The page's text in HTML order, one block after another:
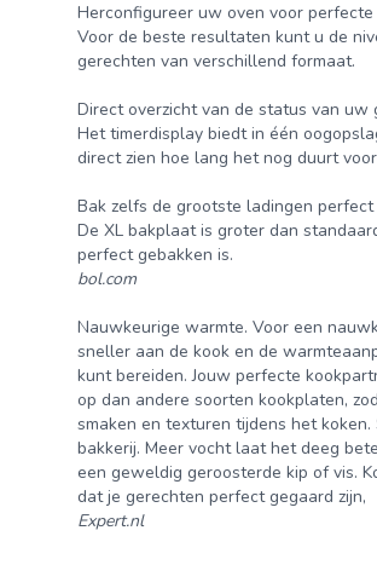
Herconfigureer uw oven voor
Voor de beste resultaten kunt u de
gerechten van verschillend formaat.
Direct overzicht van de status van uw
Het timerdisplay biedt in één
direct zien hoe lang het nog duurt
Bak zelfs de grootste ladingen perfect
De XL bakplaat is groter dan
perfect gebakken is.
bol.com
Nauwkeurige warmte. Voor een
sneller aan de kook en de
kunt bereiden. Jouw perfecte
op dan andere soorten kookplaten,
smaken en texturen tijdens het
bakkerij. Meer vocht laat het deeg
een geweldig geroosterde kip of vis.
dat je gerechten perfect gegaard zijn,
Expert.nl